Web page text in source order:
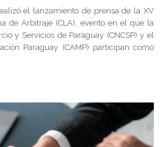
el lanzamiento de prensa de la XV
de Arbitraje (CLA), evento en el que la
y Servicios de Paraguay (CNCSP) y el
Paraguay (CAMP) participan como